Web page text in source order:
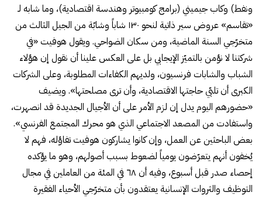
ونفط) وكاب جيميني (برامج كومبيوتر وهندسة اقتصادية)، وما شابه لـ
«تقاسم» عروض سير ذاتية لنحو ١٣٠ شاباً وشابّة من الجيل الثالث من
متخرّجي السنة الماضية، ومن سكان الضواحي. ويقول هوفيت «في
شركتنا لا نؤمن بالتميّز الإيجابي بل على العكس علينا أن نقول إن هؤلاء
الشباب والشابات فرنسيون، ولديهم الكفاءات المطلوبة، وعلى الشركات
الكبرى أن تلبّي حاجتها الاقتصادية، وأن ترى مصلحتها». ويضيف
«حضورهم اليوم يدل إن لزم الأمر على أن الأجيال الجديدة قد انصهرت،
واستفادت من المصعد الاجتماعي الذي هو محرك المجتمع الفرنسي».
بعض الباحثين عن العمل، وإن كانوا يشاركون هوفيت تفاؤله، فهم لا
يُخفون أنهم يتعرّضون يومياً لضعوط بسبب أصولهم، وهو ما يؤكده
إحصاء صدر قبل أسبوع، وفيه أن ٦٨ في المئة من العاملين في مجال
التوظيف والثروات الإنسانية يعتقدون بأن متخرّجي الأحياء الفقيرة